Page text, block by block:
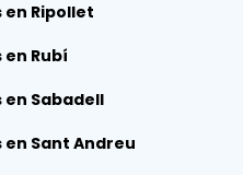
Ripollet
Rubí
Sabadell
Sant Andreu